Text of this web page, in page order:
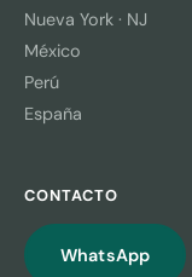
Nueva York · NJ
México
Perú
España
CONTACTO
WhatsApp